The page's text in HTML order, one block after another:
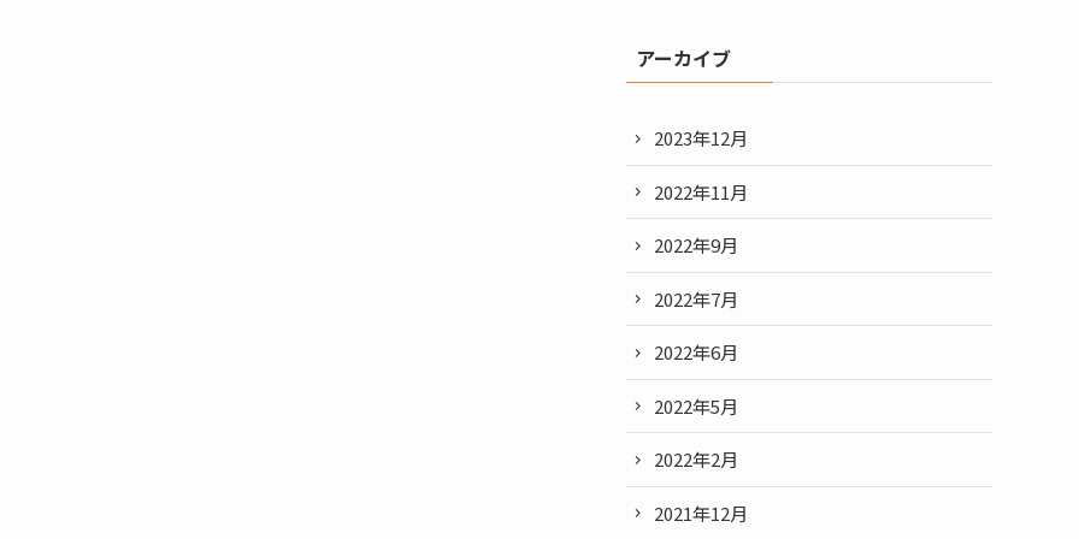
アーカイブ
2023年12月
2022年11月
2022年9月
2022年7月
2022年6月
2022年5月
2022年2月
2021年12月